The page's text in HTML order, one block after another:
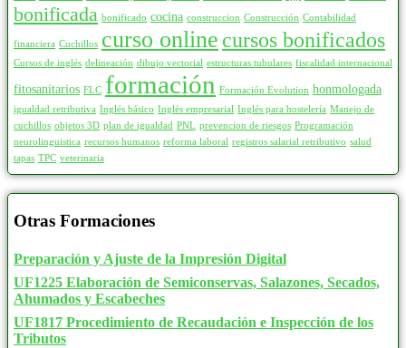
bonificada bonificado cocina construccion Construcción Contabilidad
financiera Cuchillos curso online cursos bonificados
Cursos de inglés delineación dibujo vectorial estructuras tubulares fiscalidad internacional
fitosanitarios FLC formación Formación Evolution honmologada
igualdad retributiva Inglés básico Inglés empresarial Inglés para hostelería Manejo de
cuchillos objetos 3D plan de igualdad PNL prevencion de riesgos Programación
neurolinguistica recursos humanos reforma laboral registros salarial retributivo salud
tapas TPC veterinaria
Otras Formaciones
Preparación y Ajuste de la Impresión Digital
UF1225 Elaboración de Semiconservas, Salazones, Secados,
Ahumados y Escabeches
UF1817 Procedimiento de Recaudación e Inspección de los
Tributos